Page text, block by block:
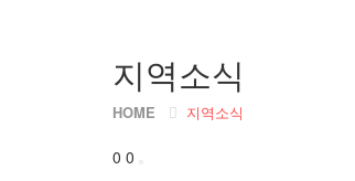
지역소식
HOME 지역소식
0 0